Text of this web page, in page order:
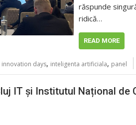
răspunde
ridică…
READ MORE
innovation days, inteligenta artificiala, panel
IT și Institutul Național de